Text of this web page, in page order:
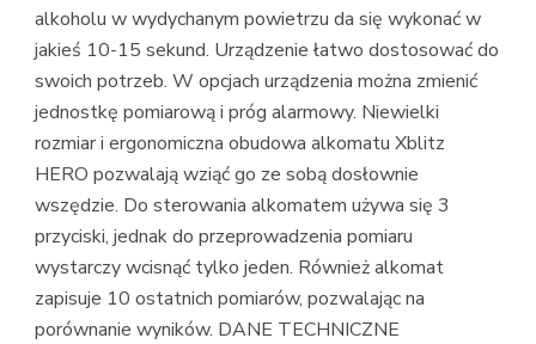
alkoholu w wydychanym powietrzu da się wykonać w
jakieś 10-15 sekund. Urządzenie łatwo dostosować do
swoich potrzeb. W opcjach urządzenia można zmienić
jednostkę pomiarową i próg alarmowy. Niewielki
rozmiar i ergonomiczna obudowa alkomatu Xblitz
HERO pozwalają wziąć go ze sobą dosłownie
wszędzie. Do sterowania alkomatem używa się 3
przyciski, jednak do przeprowadzenia pomiaru
wystarczy wcisnąć tylko jeden. Również alkomat
zapisuje 10 ostatnich pomiarów, pozwalając na
porównanie wyników. DANE TECHNICZNE